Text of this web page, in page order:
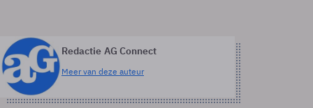
Redactie AG Connect
Meer van deze auteur